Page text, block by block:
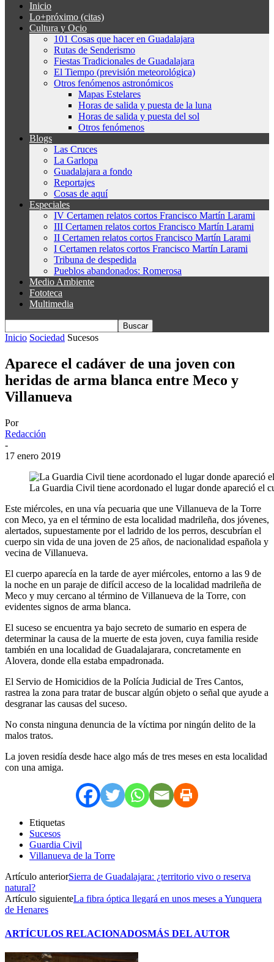
Inicio
Lo+próximo (citas)
Cultura y Ocio
101 Cosas que hacer en Guadalajara
Rutas de Senderismo
Fiestas Tradicionales de Guadalajara
El Tiempo (previsión meteorológica)
Otros fenómenos astronómicos
Mapas Estelares
Horas de salida y puesta de la luna
Horas de salida y puesta del sol
Otros fenómenos
Blogs
Las Cruces
La Garlopa
Guadalajara a fondo
Reportajes
Cosas de aquí
Especiales
IV Certamen relatos cortos Francisco Martín Larami
III Certamen relatos cortos Francisco Martín Larami
II Certamen relatos cortos Francisco Martín Larami
I Certamen relatos cortos Francisco Martín Larami
Tribuna de despedida
Pueblos abandonados: Romerosa
Medio Ambiente
Fototeca
Multimedia
Inicio Sociedad Sucesos
Aparece el cadáver de una joven con
heridas de arma blanca entre Meco y
Villanueva
Por
Redacción
-
17 enero 2019
La Guardia Civil tiene acordonado el lugar donde apareció el
Este miércoles, en una vía pecuaria que une Villanueva de la Torre
con Meco, ya en el término de esta localidad madrileña, dos jóvenes,
alertados, supuestamente por el ladrido de los perros, descubrían el
cuerpo sin vida de una joven de 25 años, de nacionalidad española y
vecina de Villanueva.
El cuerpo aparecía en la tarde de ayer miércoles, entorno a las 9 de
la noche en un paraje de difícil acceso de la localidad madrileña de
Meco y muy cercano al término de Villanueva de la Torre, con
evidentes signos de arma blanca.
El suceso se encuentra ya bajo secreto de sumario en espera de
determinar la causa de la muerte de esta joven, cuya familia reside
también en una localidad de Guadalajarara, concretamente en
Alovera, donde ella estaba empadronada.
El Servio de Homicidios de la Polícia Judicial de Tres Cantos,
rastrea la zona para tratar de buscar algún objeto o señal que ayude a
desgranar las causas del suceso.
No consta ninguna denuncia de la víctima por ningún delito de la
malos tratos.
La joven residía desde hace algo más de tres meses en esta localidad
con una amiga.
Etiquetas
Sucesos
Guardia Civil
Villanueva de la Torre
Artículo anteriorSierra de Guadalajara: ¿territorio vivo o reserva
natural?
Artículo siguienteLa fibra óptica llegará en unos meses a Yunquera
de Henares
ARTÍCULOS RELACIONADOSMÁS DEL AUTOR